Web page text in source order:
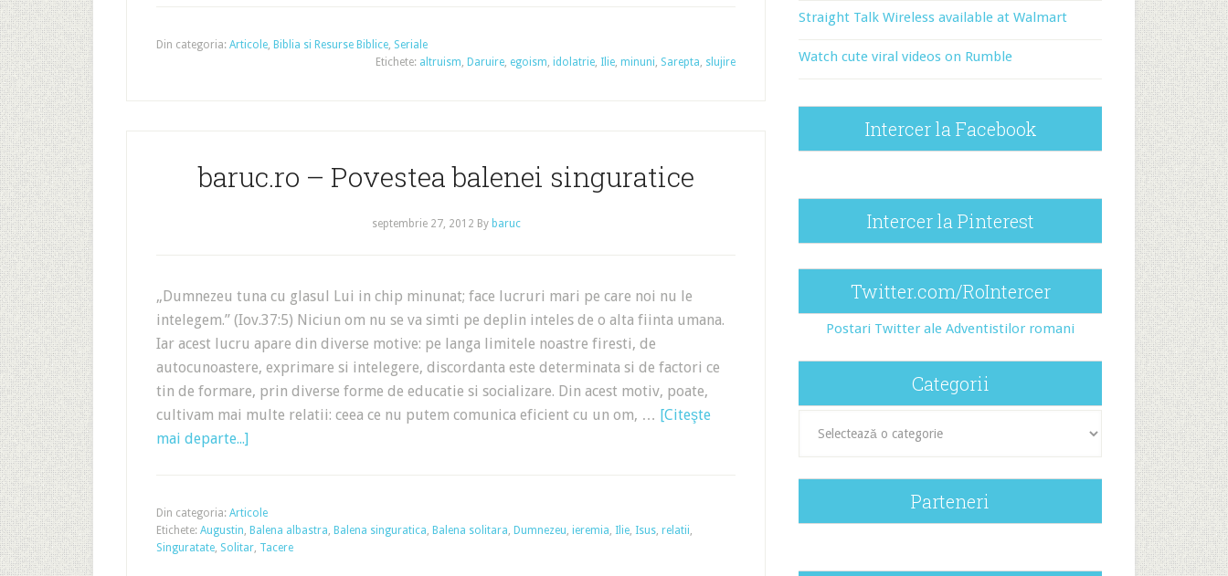
Din categoria: Articole, Biblia si Resurse Biblice, Seriale
Etichete: altruism, Daruire, egoism, idolatrie, Ilie, minuni, Sarepta, slujire
baruc.ro – Povestea balenei singuratice
septembrie 27, 2012 By baruc
„Dumnezeu tuna cu glasul Lui in chip minunat; face lucruri mari pe care noi nu le
intelegem.” (Iov.37:5) Niciun om nu se va simti pe deplin inteles de o alta fiinta umana.
Iar acest lucru apare din diverse motive: pe langa limitele noastre firesti, de
autocunoastere, exprimare si intelegere, discordanta este determinata si de factori ce
tin de formare, prin diverse forme de educatie si socializare. Din acest motiv, poate,
cultivam mai multe relatii: ceea ce nu putem comunica eficient cu un om, … [Citeşte
mai departe...]
Din categoria: Articole
Etichete: Augustin, Balena albastra, Balena singuratica, Balena solitara, Dumnezeu, ieremia, Ilie, Isus, relatii,
Singuratate, Solitar, Tacere
Straight Talk Wireless available at Walmart
Watch cute viral videos on Rumble
Intercer la Facebook
Intercer la Pinterest
Twitter.com/RoIntercer
Postari Twitter ale Adventistilor romani
Categorii
Parteneri